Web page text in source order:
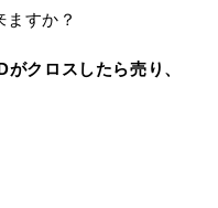
すか？
クロスしたら売り、